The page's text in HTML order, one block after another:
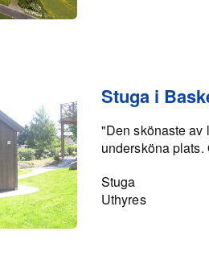
Stuga i
"Den skönaste av
undersköna plats.
Stuga
Uthyres